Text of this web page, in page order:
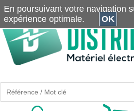
En poursuivant votre navigation
expérience optimale.
OK